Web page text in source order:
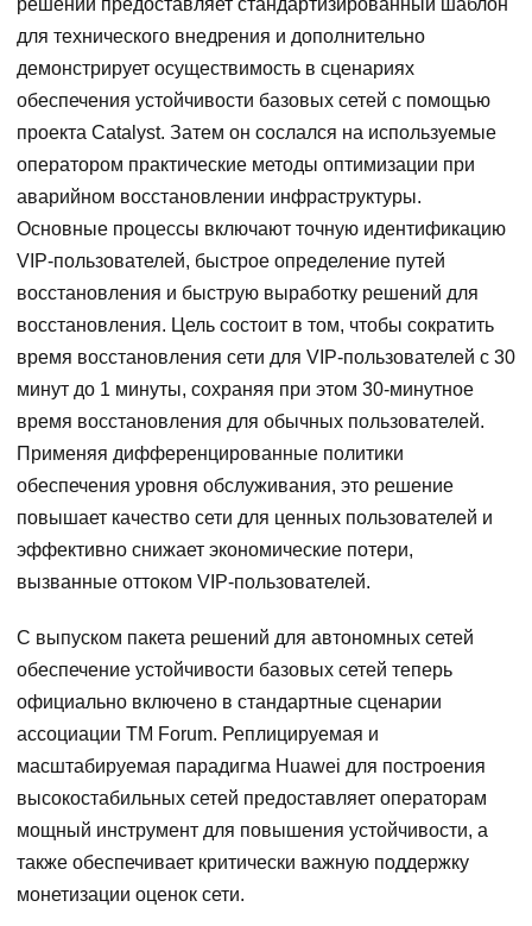
решений предоставляет стандартизированный шаблон
для технического внедрения и дополнительно
демонстрирует осуществимость в сценариях
обеспечения устойчивости базовых сетей с помощью
проекта Catalyst. Затем он сослался на используемые
оператором практические методы оптимизации при
аварийном восстановлении инфраструктуры.
Основные процессы включают точную идентификацию
VIP-пользователей, быстрое определение путей
восстановления и быструю выработку решений для
восстановления. Цель состоит в том, чтобы сократить
время восстановления сети для VIP-пользователей с 30
минут до 1 минуты, сохраняя при этом 30-минутное
время восстановления для обычных пользователей.
Применяя дифференцированные политики
обеспечения уровня обслуживания, это решение
повышает качество сети для ценных пользователей и
эффективно снижает экономические потери,
вызванные оттоком VIP-пользователей.
С выпуском пакета решений для автономных сетей
обеспечение устойчивости базовых сетей теперь
официально включено в стандартные сценарии
ассоциации TM Forum. Реплицируемая и
масштабируемая парадигма Huawei для построения
высокостабильных сетей предоставляет операторам
мощный инструмент для повышения устойчивости, а
также обеспечивает критически важную поддержку
монетизации оценок сети.